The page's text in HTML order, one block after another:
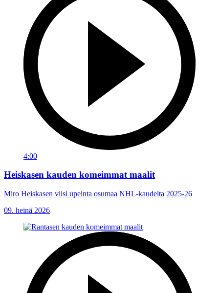
4:00
Heiskasen kauden komeimmat maalit
Miro Heiskasen viisi upeinta osumaa NHL-kaudelta 2025-26
09. heinä 2026